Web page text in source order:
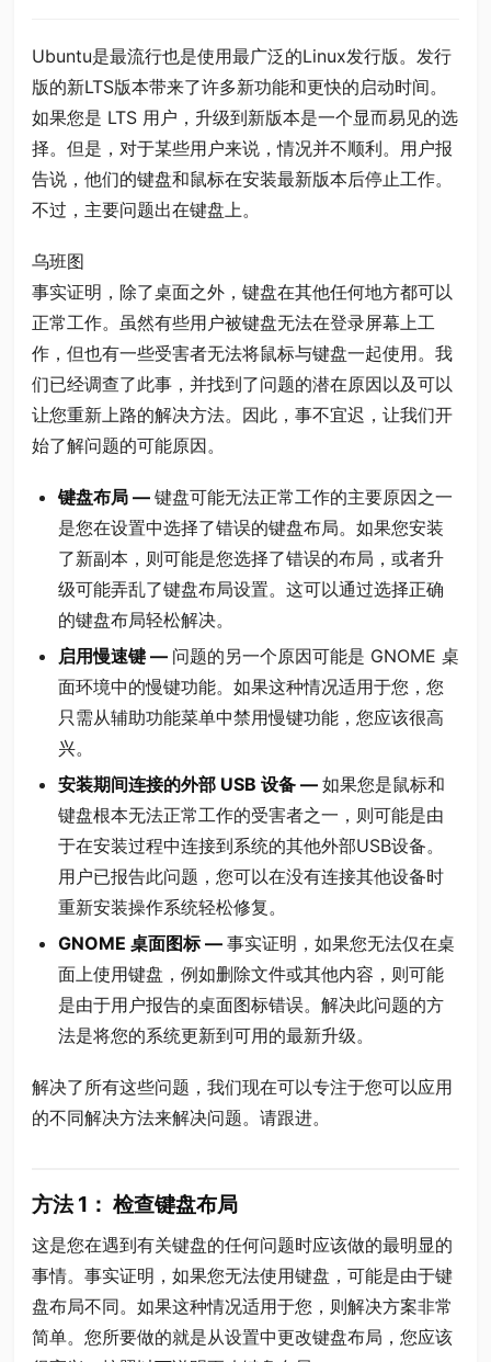
Ubuntu是最流行也是使用最广泛的Linux发行版。发行
版的新LTS版本带来了许多新功能和更快的启动时间。
如果您是 LTS 用户，升级到新版本是一个显而易见的选
择。但是，对于某些用户来说，情况并不顺利。用户报
告说，他们的键盘和鼠标在安装最新版本后停止工作。
不过，主要问题出在键盘上。
乌班图
事实证明，除了桌面之外，键盘在其他任何地方都可以
正常工作。虽然有些用户被键盘无法在登录屏幕上工
作，但也有一些受害者无法将鼠标与键盘一起使用。我
们已经调查了此事，并找到了问题的潜在原因以及可以
让您重新上路的解决方法。因此，事不宜迟，让我们开
始了解问题的可能原因。
键盘布局 — 键盘可能无法正常工作的主要原因之一
是您在设置中选择了错误的键盘布局。如果您安装
了新副本，则可能是您选择了错误的布局，或者升
级可能弄乱了键盘布局设置。这可以通过选择正确
的键盘布局轻松解决。
启用慢速键 — 问题的另一个原因可能是 GNOME 桌
面环境中的慢键功能。如果这种情况适用于您，您
只需从辅助功能菜单中禁用慢键功能，您应该很高
兴。
安装期间连接的外部 USB 设备 — 如果您是鼠标和
键盘根本无法正常工作的受害者之一，则可能是由
于在安装过程中连接到系统的其他外部USB设备。
用户已报告此问题，您可以在没有连接其他设备时
重新安装操作系统轻松修复。
GNOME 桌面图标 — 事实证明，如果您无法仅在桌
面上使用键盘，例如删除文件或其他内容，则可能
是由于用户报告的桌面图标错误。解决此问题的方
法是将您的系统更新到可用的最新升级。
解决了所有这些问题，我们现在可以专注于您可以应用
的不同解决方法来解决问题。请跟进。
方法 1： 检查键盘布局
这是您在遇到有关键盘的任何问题时应该做的最明显的
事情。事实证明，如果您无法使用键盘，可能是由于键
盘布局不同。如果这种情况适用于您，则解决方案非常
简单。您所要做的就是从设置中更改键盘布局，您应该